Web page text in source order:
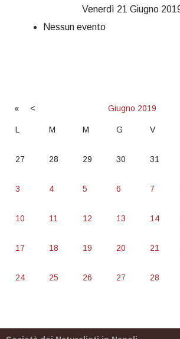
Venerdì 21 Giugno
Nessun evento
« < Giugno 2019
L M M G V
27 28 29 30 31
3 4 5 6 7
10 11 12 13 14
17 18 19 20 21
24 25 26 27 28